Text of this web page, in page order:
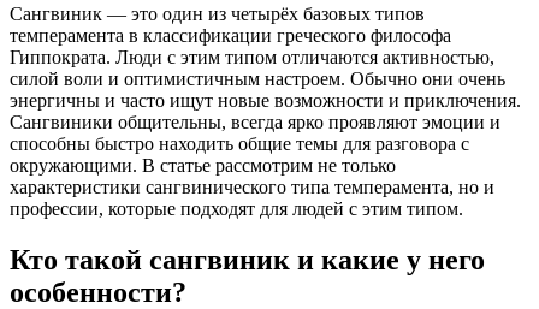
Сангвиник — это один из четырёх базовых типов
темперамента в классификации греческого философа
Гиппократа. Люди с этим типом отличаются активностью,
силой воли и оптимистичным настроем. Обычно они очень
энергичны и часто ищут новые возможности и приключения.
Сангвиники общительны, всегда ярко проявляют эмоции и
способны быстро находить общие темы для разговора с
окружающими. В статье рассмотрим не только
характеристики сангвинического типа темперамента, но и
профессии, которые подходят для людей с этим типом.
Кто такой сангвиник и какие у него
особенности?